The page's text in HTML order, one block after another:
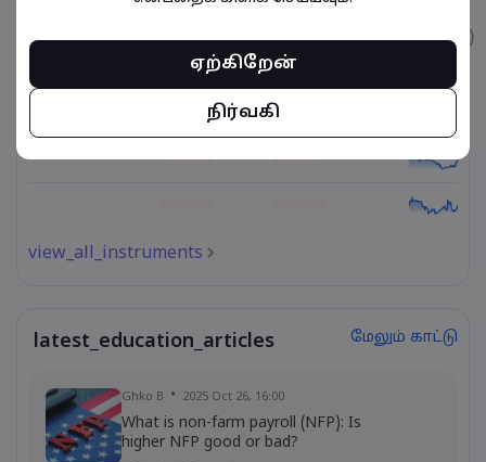
உடைமை விற்பனை வாங்குதல் கட்டணம் (%)
view_all_instruments
latest_education_articles மேலும் காட்டு
Ghko B 2025 Oct 26, 16:00
What is non-farm payroll (NFP): Is
higher NFP good or bad?
ஏற்கிறேன்
நிர்வகி